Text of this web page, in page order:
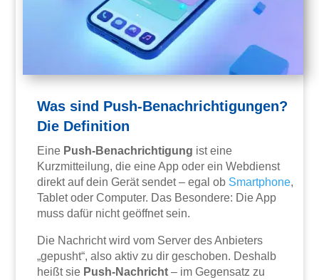
Was sind Push-Benachrichtigungen?
Die Definition
Eine Push-Benachrichtigung ist eine
Kurzmitteilung, die eine App oder ein Webdienst
direkt auf dein Gerät sendet – egal ob Smartphone,
Tablet oder Computer. Das Besondere: Die App
muss dafür nicht geöffnet sein.
Die Nachricht wird vom Server des Anbieters
„gepusht“, also aktiv zu dir geschoben. Deshalb
heißt sie Push-Nachricht – im Gegensatz zu